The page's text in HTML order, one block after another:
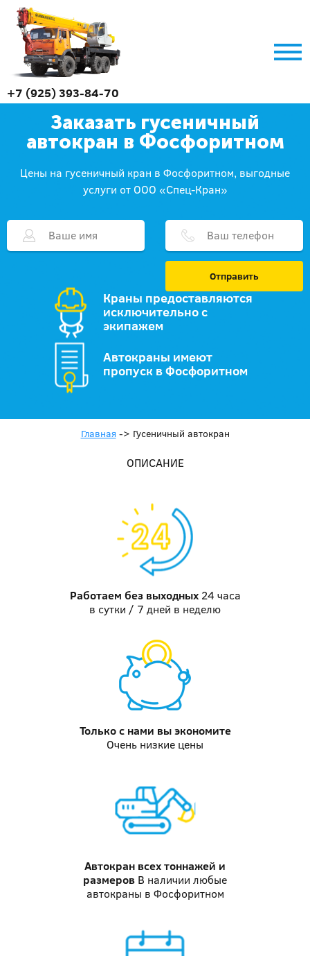
+7 (925) 393-84-70
Заказать гусеничный
автокран в Фосфоритном
Цены на гусеничный кран в Фосфоритном, выгодные
услуги от ООО «Спец-Кран»
Отправить
Краны предоставляются
исключительно с
экипажем
Автокраны имеют
пропуск в Фосфоритном
Главная -> Гусеничный автокран
ОПИСАНИЕ
Работаем без выходных 24 часа
в сутки / 7 дней в неделю
Только с нами вы экономите
Очень низкие цены
Автокран всех тоннажей и
размеров В наличии любые
автокраны в Фосфоритном